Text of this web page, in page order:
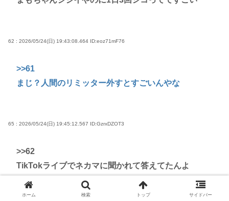
62 : 2026/05/24(日) 19:43:08.464 ID:eoz71mF76
>>61
まじ？人間のリミッター外すとすごいんやな
65 : 2026/05/24(日) 19:45:12.567 ID:GzrxDZOT3
>>62
TikTokライブでネカマに聞かれて答えてたんよ
ホーム 検索 トップ サイドバー